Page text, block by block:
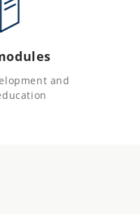
and